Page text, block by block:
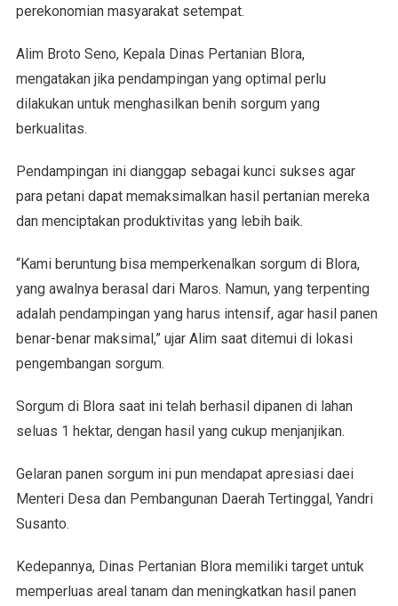
perekonomian masyarakat setempat.
Alim Broto Seno, Kepala Dinas Pertanian Blora,
mengatakan jika pendampingan yang optimal perlu
dilakukan untuk menghasilkan benih sorgum yang
berkualitas.
Pendampingan ini dianggap sebagai kunci sukses agar
para petani dapat memaksimalkan hasil pertanian mereka
dan menciptakan produktivitas yang lebih baik.
“Kami beruntung bisa memperkenalkan sorgum di Blora,
yang awalnya berasal dari Maros. Namun, yang terpenting
adalah pendampingan yang harus intensif, agar hasil panen
benar-benar maksimal,” ujar Alim saat ditemui di lokasi
pengembangan sorgum.
Sorgum di Blora saat ini telah berhasil dipanen di lahan
seluas 1 hektar, dengan hasil yang cukup menjanjikan.
Gelaran panen sorgum ini pun mendapat apresiasi daei
Menteri Desa dan Pembangunan Daerah Tertinggal, Yandri
Susanto.
Kedepannya, Dinas Pertanian Blora memiliki target untuk
memperluas areal tanam dan meningkatkan hasil panen